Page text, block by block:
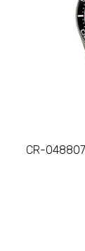
CR-